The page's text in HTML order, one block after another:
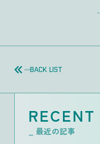
BACK LIST
RECENT
_ 最近の記事